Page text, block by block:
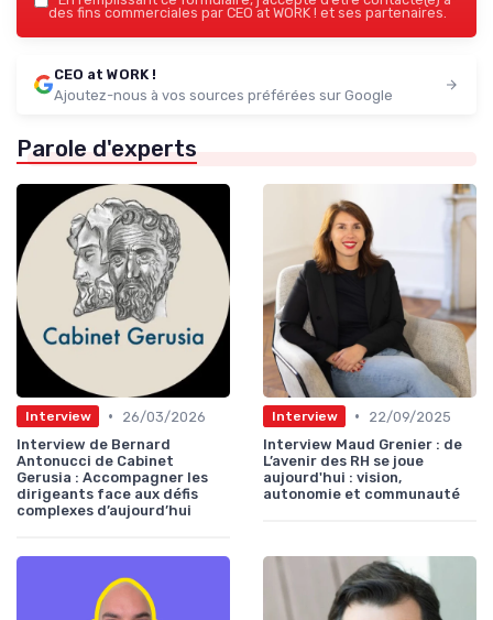
des fins commerciales par CEO at WORK ! et ses partenaires.
CEO at WORK !
Ajoutez-nous à vos sources préférées sur Google
Parole d'experts
Interview •
26/03/2026
Interview de Bernard
Antonucci de Cabinet
Gerusia : Accompagner les
dirigeants face aux défis
complexes d’aujourd’hui
Interview •
22/09/2025
Interview Maud Grenier : de
L’avenir des RH se joue
aujourd'hui : vision,
autonomie et communauté